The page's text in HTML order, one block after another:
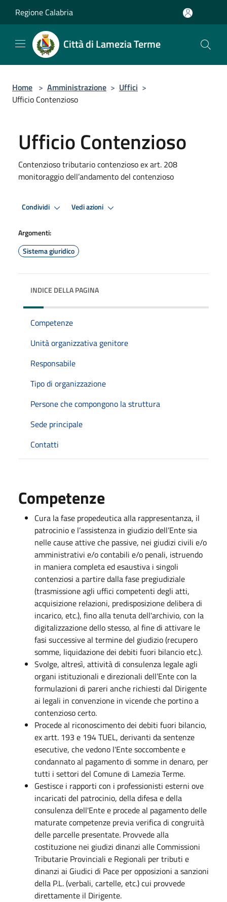
Regione Calabria
Città di Lamezia Terme
Home > Amministrazione > Uffici >
Ufficio Contenzioso
Ufficio Contenzioso
Contenzioso tributario contenzioso ex art. 208
monitoraggio dell’andamento del contenzioso
Condividi Vedi azioni
Argomenti:
Sistema giuridico
INDICE DELLA PAGINA
Competenze
Unità organizzativa genitore
Responsabile
Tipo di organizzazione
Persone che compongono la struttura
Sede principale
Contatti
Competenze
Cura la fase propedeutica alla rappresentanza, il
patrocinio e l’assistenza in giudizio dell’Ente sia
nelle cause attive che passive, nei giudizi civili e/o
amministrativi e/o contabili e/o penali, istruendo
in maniera completa ed esaustiva i singoli
contenziosi a partire dalla fase pregiudiziale
(trasmissione agli uffici competenti degli atti,
acquisizione relazioni, predisposizione delibera di
incarico, etc.), fino alla tenuta dell'archivio, con la
digitalizzazione dello stesso, al fine di attivare le
fasi successive al termine del giudizio (recupero
somme, liquidazione dei debiti fuori bilancio etc.).
Svolge, altresì, attività di consulenza legale agli
organi istituzionali e direzionali dell’Ente con la
formulazioni di pareri anche richiesti dal Dirigente
ai legali in convenzione in vicende che portino a
contenzioso certo.
Procede al riconoscimento dei debiti fuori bilancio,
ex artt. 193 e 194 TUEL, derivanti da sentenze
esecutive, che vedono l'Ente soccombente e
condannato al pagamento di somme in denaro, per
tutti i settori del Comune di Lamezia Terme.
Gestisce i rapporti con i professionisti esterni ove
incaricati del patrocinio, della difesa e della
consulenza dell'Ente e procede al pagamento delle
maturate competenze previa verifica di congruità
delle parcelle presentate. Provvede alla
costituzione nei giudizi dinanzi alle Commissioni
Tributarie Provinciali e Regionali per tributi e
dinanzi ai Giudici di Pace per opposizioni a sanzioni
della P.L. (verbali, cartelle, etc.) cui provvede
direttamente il Dirigente.